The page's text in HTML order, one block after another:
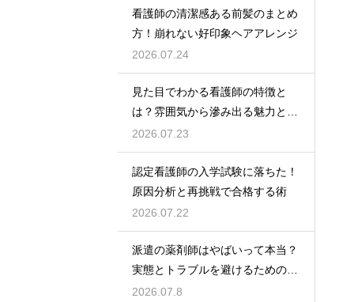
看護師の清潔感ある前髪のまとめ
方！崩れない好印象ヘアアレンジ
2026.07.24
見た目でわかる看護師の特徴と
は？雰囲気から滲み出る魅力と秘
密
2026.07.23
認定看護師の入学試験に落ちた！
原因分析と再挑戦で合格する術
2026.07.22
派遣の薬剤師はやばいって本当？
実態とトラブルを避けるための働
き方を解説
2026.07.8